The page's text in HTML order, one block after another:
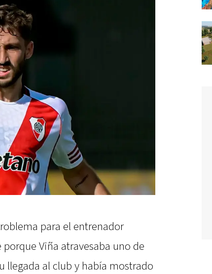
para el entrenador
Viña atravesaba uno de
llegada al club y había mostrado